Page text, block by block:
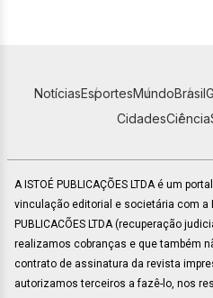
NotíciasEsportesMundoBrasil
CidadesCiência
A ISTOÉ PUBLICAÇÕES LTDA é um
vinculação editorial e societária com a
PUBLICACÕES LTDA (recuperação
realizamos cobranças e que também
contrato de assinatura da revista
autorizamos terceiros a fazê-lo, nos